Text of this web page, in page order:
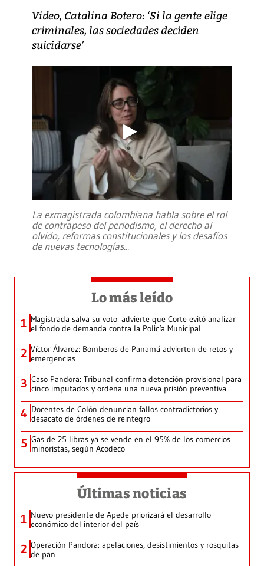
Video, Catalina Botero: ‘Si la gente elige
criminales, las sociedades deciden
suicidarse’
La exmagistrada colombiana habla sobre el rol
de contrapeso del periodismo, el derecho al
olvido, reformas constitucionales y los desafíos
de nuevas tecnologías...
Lo más leído
1 Magistrada salva su voto: advierte que Corte evitó analizar
el fondo de demanda contra la Policía Municipal
2 Víctor Álvarez: Bomberos de Panamá advierten de retos y
emergencias
3 Caso Pandora: Tribunal confirma detención provisional para
cinco imputados y ordena una nueva prisión preventiva
4 Docentes de Colón denuncian fallos contradictorios y
desacato de órdenes de reintegro
5 Gas de 25 libras ya se vende en el 95% de los comercios
minoristas, según Acodeco
Últimas noticias
1 Nuevo presidente de Apede priorizará el desarrollo
económico del interior del país
2 Operación Pandora: apelaciones, desistimientos y rosquitas
de pan